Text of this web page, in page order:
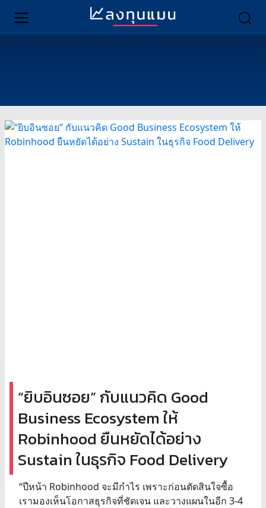
“ยิบอินซอย” กับแนวคิด Good
Business Ecosystem ให้
Robinhood ยืนหยัดได้อย่าง
Sustain ในธุรกิจ Food Delivery
“ปีหน้า Robinhood จะมีกำไร เพราะก่อนตัดสินใจซื้อ
เรามองเห็นโอกาสธุรกิจที่ชัดเจน และวางแผนในอีก 3-4